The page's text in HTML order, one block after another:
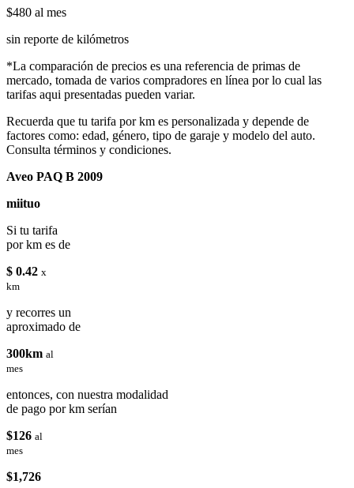
$480 al mes
sin reporte de kilómetros
*La comparación de precios es una referencia de primas de
mercado, tomada de varios compradores en línea por lo cual las
tarifas aqui presentadas pueden variar.
Recuerda que tu tarifa por km es personalizada y depende de
factores como: edad, género, tipo de garaje y modelo del auto.
Consulta términos y condiciones.
Aveo PAQ B 2009
miituo
Si tu tarifa
por km es de
$ 0.42 x
km
y recorres un
aproximado de
300km al
mes
entonces, con nuestra modalidad
de pago por km serían
$126 al
mes
$1,726